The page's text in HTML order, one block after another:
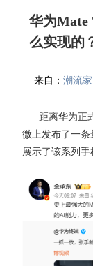
华为Mate
么实现的
来自：潮流
距离华为正式
微上发布了一条
展示了该系列